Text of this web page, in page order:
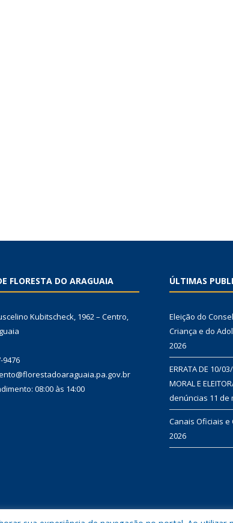
FLORESTA DO ARAGUAIA
Kubitscheck, 1962 – Centro,
9476
08:00 às 14:00
ÚLTIMAS
Eleição do
Criança e do
2026
ERRATA DE 10/
MORAL E
denúncias 11 de
Canais Oficiais
2026